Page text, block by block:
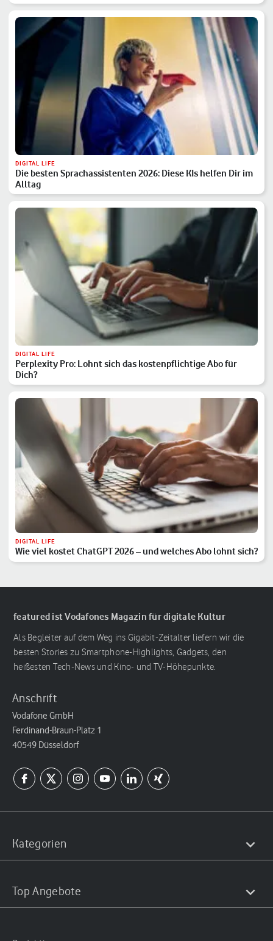
DIGITAL LIFE
Die besten Sprachassistenten 2026: Diese KIs helfen Dir im
Alltag
DIGITAL LIFE
Perplexity Pro: Lohnt sich das kostenpflichtige Abo für
Dich?
DIGITAL LIFE
Wie viel kostet ChatGPT 2026 – und welches Abo lohnt sich?
featured ist Vodafones Magazin für digitale Kultur
Als Begleiter auf dem Weg ins Gigabit-Zeitalter liefern wir die
besten Stories zu Smartphone-Highlights, Gadgets, den
heißesten Tech-News und Kino- und TV-Höhepunkte.
Anschrift
Vodafone GmbH
Ferdinand-Braun-Platz 1
40549 Düsseldorf
Kategorien
Top Angebote